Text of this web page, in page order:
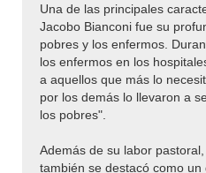
Una de las principales
Jacobo Bianconi fue su
pobres y los enfermos.
los enfermos en los
a aquellos que más lo
por los demás lo llevaron a
los pobres".
Además de su labor
también se destacó como